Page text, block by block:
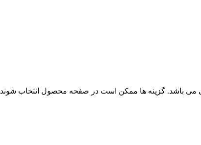
می باشد. گزینه ها ممکن است در صفحه محصول انتخاب شوند